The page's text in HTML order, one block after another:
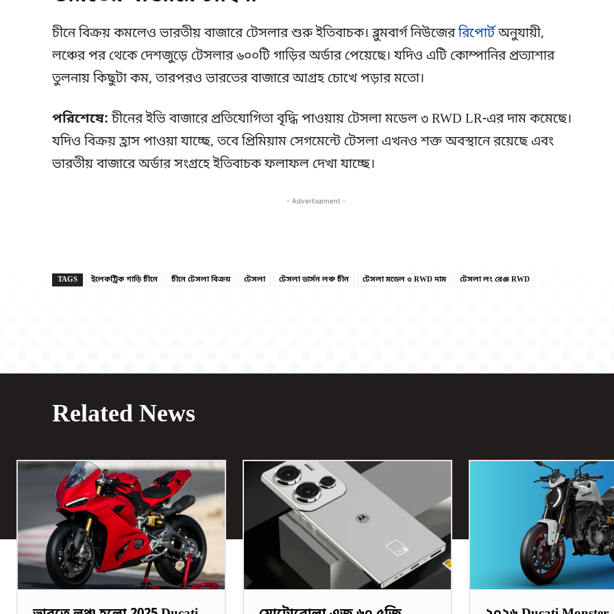
চীনে বিক্রয় কমলেও ভারতীয় বাজারে টেসলার শুরু ইতিবাচক। ব্লুমবার্গ নিউজেররিপোর্টঅনুযায়ী,
লঞ্চের পর থেকে দেশজুড়ে টেসলার ৬০০টি গাড়ির অর্ডার পেয়েছে। যদিও এটি কোম্পানির প্রত্যাশার
তুলনায় কিছুটা কম, তারপরও ভারতের বাজারে আগ্রহ চোখে পড়ার মতো।
পরিশেষে: চীনের ইভি বাজারে প্রতিযোগিতা বৃদ্ধি পাওয়ায় টেসলা মডেল ৩ RWD LR-এর দাম কমেছে।
যদিও বিক্রয় হ্রাস পাওয়া যাচ্ছে, তবে প্রিমিয়াম সেগমেন্টে টেসলা এখনও শক্ত অবস্থানে রয়েছে এবং
ভারতীয় বাজারে অর্ডার সংগ্রহে ইতিবাচক ফলাফল দেখা যাচ্ছে।
- Advertisement -
TAGS ইলেকট্রিক গাড়ি চীনে চীনে টেসলা বিক্রয় টেসলা টেসলা ভার্সন লঞ্চ চীন টেসলা মডেল ৩ RWD দাম টেসলা লং রেঞ্জ RWD
Related News